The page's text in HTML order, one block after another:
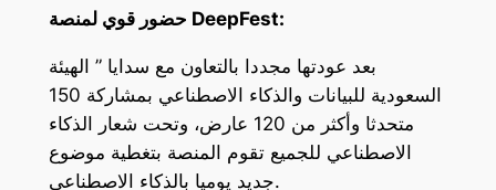
حضور قوي لمنصة DeepFest:
بعد عودتها مجددا بالتعاون مع سدايا ” الهيئة
السعودية للبيانات والذكاء الاصطناعي بمشاركة 150
متحدثا وأكثر من 120 عارض، وتحت شعار الذكاء
الاصطناعي للجميع تقوم المنصة بتغطية موضوع
جديد يوميا بالذكاء الاصطناعي.